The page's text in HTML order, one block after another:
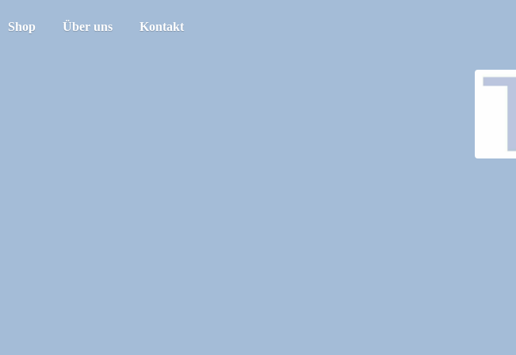
Shop Über uns Kontakt